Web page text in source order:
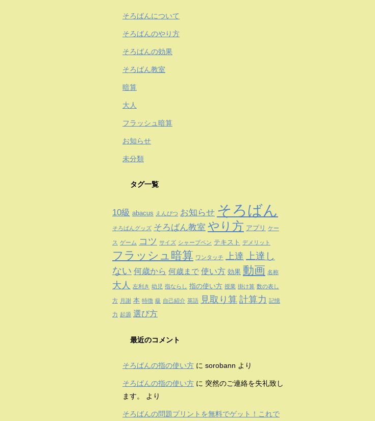
そろばんについて
そろばんのやり方
そろばんの効果
そろばん教室
暗算
大人
フラッシュ暗算
お知らせ
未分類
タグ一覧
10級 abacus えんぴつ お知らせ そろばん
そろばんグッズ そろばん教室 やり方 アプリ ケー
ス ゲーム コツ サイズ シャープペン テキスト デメリット
フラッシュ暗算 ワンタッチ 上達
上達し
ない 何歳から 何歳まで 使い方 効果 動画 名称
大人 左利き 幼児 指ならし 指の使い方 授業 掛け算 数の表し
方 月謝 本 特徴 級 自己紹介 英語 見取り算計算力 記憶
力 起源 選び方
最近のコメント
そろばんの指の使い方 に sorobann より
そろばんの指の使い方 に 突然のご連絡を失礼致し
ます。
より
そろばんの問題プリントを無料でゲット！これで